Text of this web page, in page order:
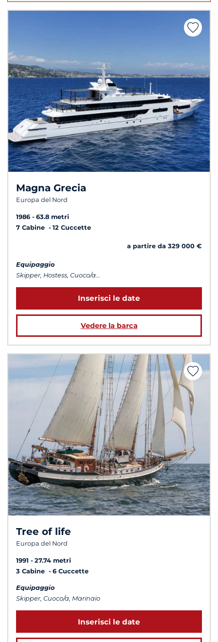
Magna Grecia
Europa del Nord
1986
63.8 metri
7 Cabine
12 Cuccette
a partire da 329 000 €
Equipaggio
Skipper, Hostess, Cuoco/a...
Inserisci le date
Vedere la barca
Tree of life
Europa del Nord
1991
27.74 metri
3 Cabine
6 Cuccette
Equipaggio
Skipper, Cuoco/a, Marinaio
Inserisci le date